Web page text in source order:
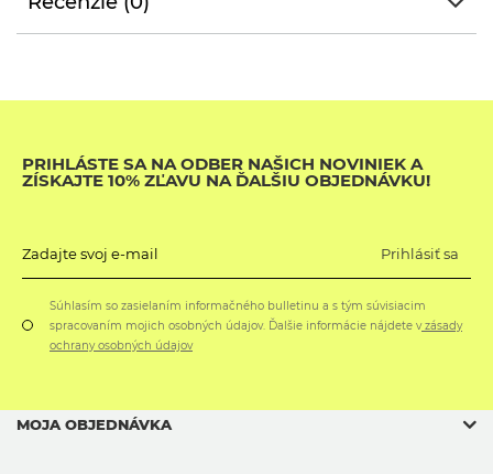
PRIHLÁSTE SA NA ODBER NAŠICH NOVINIEK A
ZÍSKAJTE 10% ZĽAVU NA ĎALŠIU OBJEDNÁVKU!
Zadajte svoj e-mail Prihlásiť sa
Súhlasím so zasielaním informačného bulletinu a s tým súvisiacim
spracovaním mojich osobných údajov. Ďalšie informácie nájdete vzásady
ochrany osobných údajov
MOJA OBJEDNÁVKA